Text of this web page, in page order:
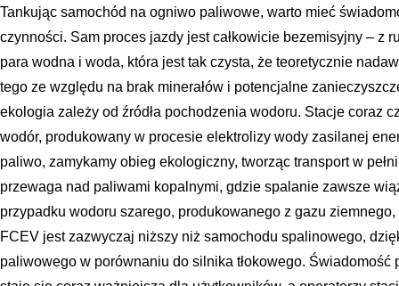
Tankując samochód na ogniwo paliwowe, warto mieć
czynności. Sam proces jazdy jest całkowicie bezemisyjny – z
para wodna i woda, która jest tak czysta, że teoretycznie
tego ze względu na brak minerałów i potencjalne
ekologia zależy od źródła pochodzenia wodoru. Stacje coraz
wodór, produkowany w procesie elektrolizy wody zasilanej
paliwo, zamykamy obieg ekologiczny, tworząc transport w
przewaga nad paliwami kopalnymi, gdzie spalanie zawsze
przypadku wodoru szarego, produkowanego z gazu
FCEV jest zazwyczaj niższy niż samochodu spalinowego,
paliwowego w porównaniu do silnika tłokowego.